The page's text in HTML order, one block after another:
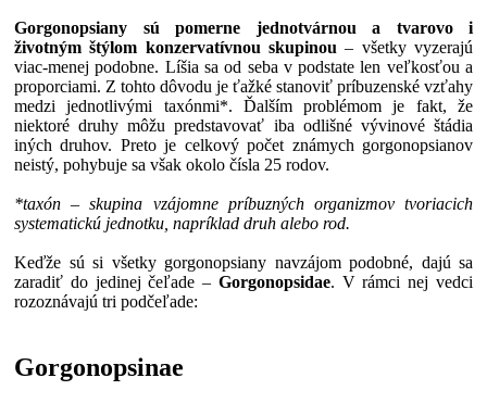
Gorgonopsiany sú pomerne jednotvárnou a tvarovo i
životným štýlom konzervatívnou skupinou – všetky vyzerajú
viac-menej podobne. Líšia sa od seba v podstate len veľkosťou a
proporciami. Z tohto dôvodu je ťažké stanoviť príbuzenské vzťahy
medzi jednotlivými taxónmi*. Ďalším problémom je fakt, že
niektoré druhy môžu predstavovať iba odlišné vývinové štádia
iných druhov. Preto je celkový počet známych gorgonopsianov
neistý, pohybuje sa však okolo čísla 25 rodov.
*taxón – skupina vzájomne príbuzných organizmov tvoriacich
systematickú jednotku, napríklad druh alebo rod.
Keďže sú si všetky gorgonopsiany navzájom podobné, dajú sa
zaradiť do jedinej čeľade – Gorgonopsidae. V rámci nej vedci
rozoznávajú tri podčeľade:
Gorgonopsinae